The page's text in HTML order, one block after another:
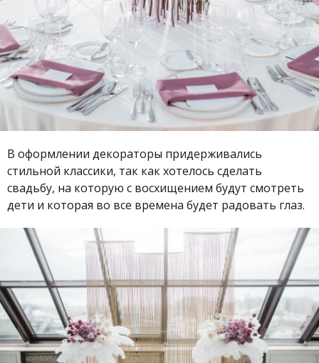
В оформлении декораторы придерживались
стильной классики, так как хотелось сделать
свадьбу, на которую с восхищением будут смотреть
дети и которая во все времена будет радовать глаз.